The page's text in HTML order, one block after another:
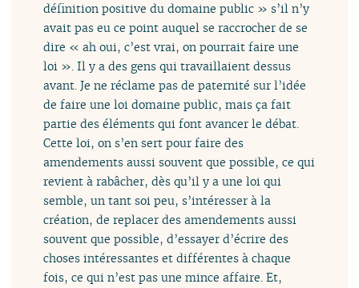
définition positive du domaine public » s’il n’y
avait pas eu ce point auquel se raccrocher de se
dire « ah oui, c’est vrai, on pourrait faire une
loi ». Il y a des gens qui travaillaient dessus
avant. Je ne réclame pas de paternité sur l’idée
de faire une loi domaine public, mais ça fait
partie des éléments qui font avancer le débat.
Cette loi, on s’en sert pour faire des
amendements aussi souvent que possible, ce qui
revient à rabâcher, dès qu’il y a une loi qui
semble, un tant soi peu, s’intéresser à la
création, de replacer des amendements aussi
souvent que possible, d’essayer d’écrire des
choses intéressantes et différentes à chaque
fois, ce qui n’est pas une mince affaire. Et,